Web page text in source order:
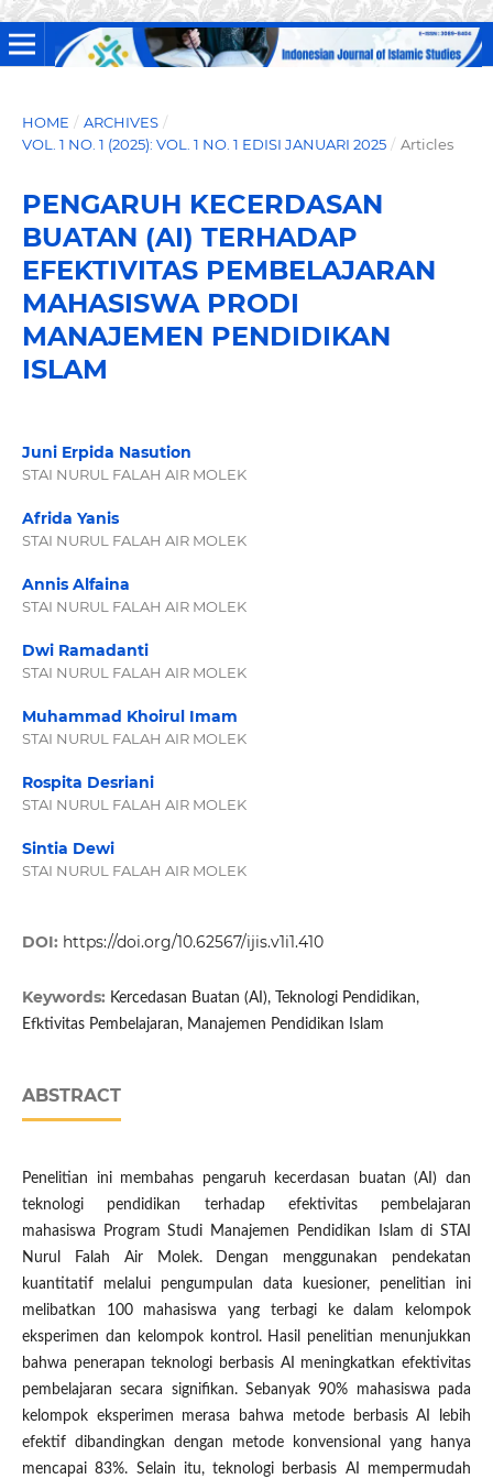
HOME / ARCHIVES /
VOL. 1 NO. 1 (2025): VOL. 1 NO. 1 EDISI JANUARI 2025 / Articles
PENGARUH KECERDASAN
BUATAN (AI) TERHADAP
EFEKTIVITAS PEMBELAJARAN
MAHASISWA PRODI
MANAJEMEN PENDIDIKAN
ISLAM
Juni Erpida Nasution
STAI NURUL FALAH AIR MOLEK
Afrida Yanis
STAI NURUL FALAH AIR MOLEK
Annis Alfaina
STAI NURUL FALAH AIR MOLEK
Dwi Ramadanti
STAI NURUL FALAH AIR MOLEK
Muhammad Khoirul Imam
STAI NURUL FALAH AIR MOLEK
Rospita Desriani
STAI NURUL FALAH AIR MOLEK
Sintia Dewi
STAI NURUL FALAH AIR MOLEK
DOI: https://doi.org/10.62567/ijis.v1i1.410
Keywords: Kercedasan Buatan (AI), Teknologi Pendidikan,
Efktivitas Pembelajaran, Manajemen Pendidikan Islam
ABSTRACT
Penelitian ini membahas pengaruh kecerdasan buatan (AI) dan
teknologi pendidikan terhadap efektivitas pembelajaran
mahasiswa Program Studi Manajemen Pendidikan Islam di STAI
Nurul Falah Air Molek. Dengan menggunakan pendekatan
kuantitatif melalui pengumpulan data kuesioner, penelitian ini
melibatkan 100 mahasiswa yang terbagi ke dalam kelompok
eksperimen dan kelompok kontrol. Hasil penelitian menunjukkan
bahwa penerapan teknologi berbasis AI meningkatkan efektivitas
pembelajaran secara signifikan. Sebanyak 90% mahasiswa pada
kelompok eksperimen merasa bahwa metode berbasis AI lebih
efektif dibandingkan dengan metode konvensional yang hanya
mencapai 83%. Selain itu, teknologi berbasis AI mempermudah